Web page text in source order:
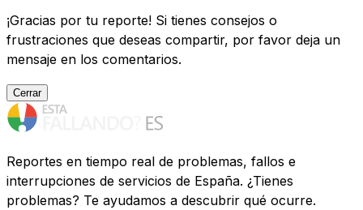
¡Gracias por tu reporte! Si tienes consejos o
frustraciones que deseas compartir, por favor deja un
mensaje en los comentarios.
Cerrar
Reportes en tiempo real de problemas, fallos e
interrupciones de servicios de España. ¿Tienes
problemas? Te ayudamos a descubrir qué ocurre.